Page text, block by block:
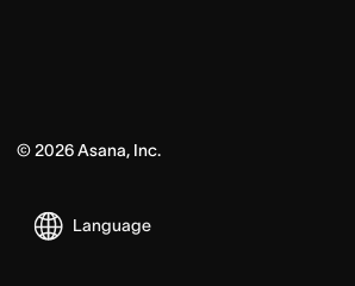
© 2026Asana, Inc.
Language